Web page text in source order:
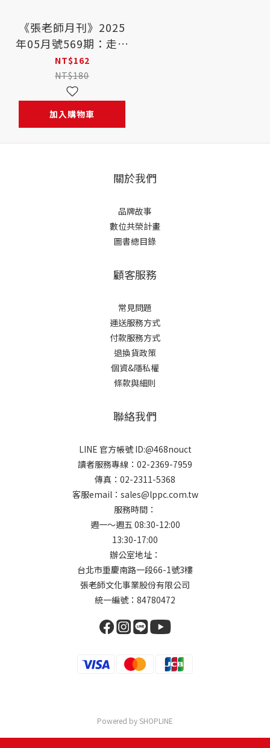
《張老師月刊》2025
年05月號569期：走出
心靈雨季 好心情創造
指南
NT$162
NT$180
加入購物車
關於我們
品牌故事
數位共榮計畫
圖書總目錄
顧客服務
常見問題
運送服務方式
付款服務方式
退換貨政策
個資&隱私權
條款與細則
聯絡我們
LINE 官方帳號 ID:@468nouct
讀者服務專線：02-2369-7959
傳真：02-2311-5368
客服email：sales@lppc.com.tw
服務時間：
週一～週五 08:30-12:00
13:30-17:00
辦公室地址：
台北市重慶南路一段66-1號3樓
張老師文化事業股份有限公司
統一編號：84780472
Powered by SHOPLINE